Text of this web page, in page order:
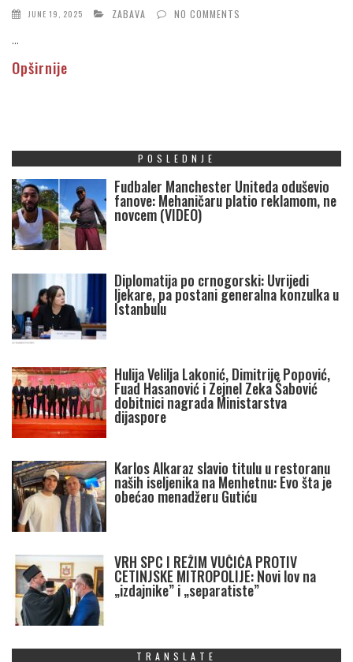
JUNE 19, 2025 ZABAVA NO COMMENTS
...
Opširnije
POSLEDNJE
Fudbaler Manchester Uniteda oduševio
fanove: Mehaničaru platio reklamom, ne
novcem (VIDEO)
Diplomatija po crnogorski: Uvrijedi
ljekare, pa postani generalna konzulka u
Istanbulu
Hulija Velilja Lakonić, Dimitrije Popović,
Fuad Hasanović i Zejnel Zeka Šabović
dobitnici nagrada Ministarstva
dijaspore
Karlos Alkaraz slavio titulu u restoranu
naših iseljenika na Menhetnu: Evo šta je
obećao menadžeru Gutiću
VRH SPC I REŽIM VUČIĆA PROTIV
CETINJSKE MITROPOLIJE: Novi lov na
„izdajnike” i „separatiste”
TRANSLATE